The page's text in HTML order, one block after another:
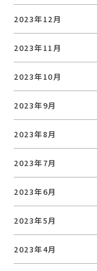
2023年12月
2023年11月
2023年10月
2023年9月
2023年8月
2023年7月
2023年6月
2023年5月
2023年4月